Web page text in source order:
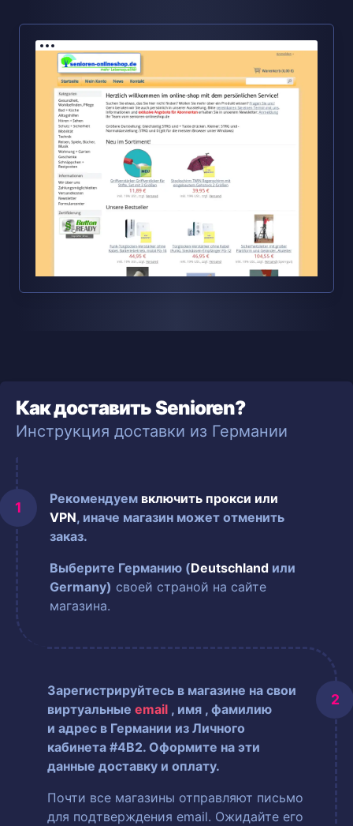
Как доставить Senioren?
Инструкция доставки из Германии
Рекомендуем включить прокси или
VPN, иначе магазин может отменить
заказ.
Выберите Германию (Deutschland или
Germany) своей страной на сайте
магазина.
Зарегистрируйтесь в магазине на свои
виртуальные email , имя , фамилию
и адрес в Германии из Личного
кабинета #4B2. Оформите на эти
данные доставку и оплату.
Почти все магазины отправляют письмо
для подтверждения email. Ожидайте его